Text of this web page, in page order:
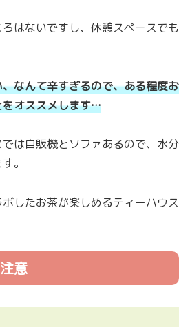
はないですし、休憩スペースでも
なんて辛すぎるので、ある程度お
をオススメします…
は自販機とソファあるので、水分
。
したお茶が楽しめるティーハウス
意